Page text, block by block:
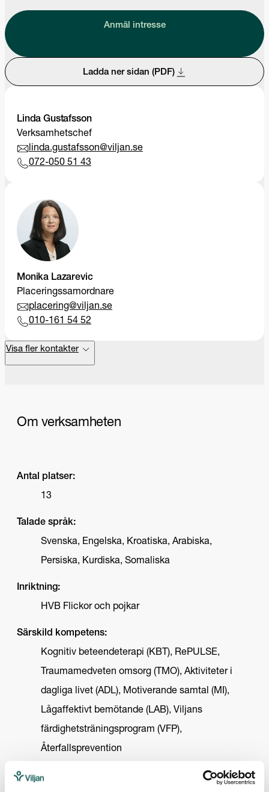
Anmäl intresse
Ladda ner sidan (PDF)
Linda Gustafsson
Verksamhetschef
linda.gustafsson@viljan.se
072-050 51 43
Monika Lazarevic
Placeringssamordnare
placering@viljan.se
010-161 54 52
Visa fler kontakter
Om verksamheten
Antal platser:
13
Talade språk:
Svenska, Engelska, Kroatiska, Arabiska,
Persiska, Kurdiska, Somaliska
Inriktning:
HVB Flickor och pojkar
Särskild kompetens:
Kognitiv beteendeterapi (KBT), RePULSE,
Traumamedveten omsorg (TMO), Aktiviteter i
dagliga livet (ADL), Motiverande samtal (MI),
Lågaffektivt bemötande (LAB), Viljans
färdighetsträningsprogram (VFP),
Återfallsprevention
Vi erbjuder: